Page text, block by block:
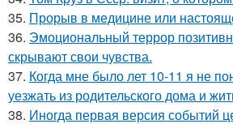
35. Прорыв в медицине или
36. Эмоциональный террор
скрывают свои чувства.
37. Когда мне было лет 10-11 я не
уезжать из родительского дома и
38. Иногда первая версия событий